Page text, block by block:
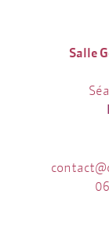
Salle